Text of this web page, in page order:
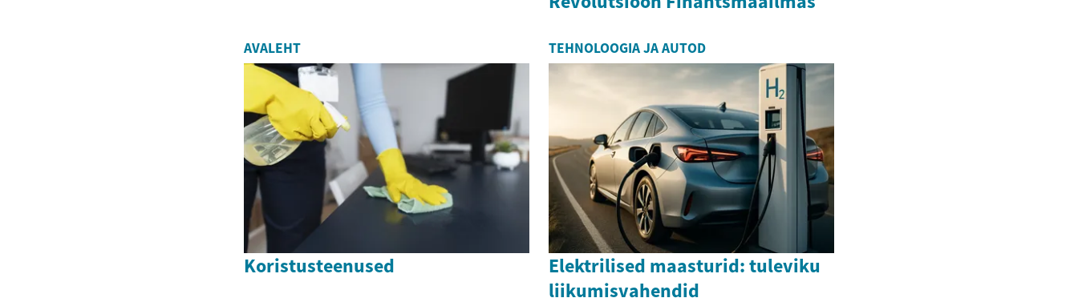
AVALEHT
Koristusteenused
TEHNOLOOGIA JA AUTOD
Elektrilised maasturid: tuleviku
liikumisvahendid